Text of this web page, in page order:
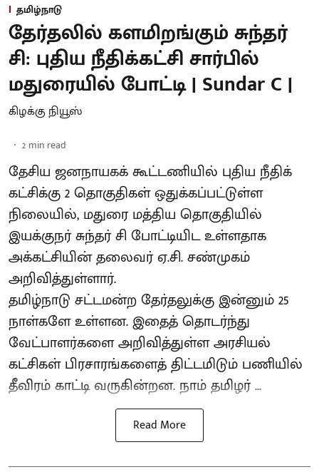
தமிழ்நாடு
தேர்தலில் களமிறங்கும் சுந்தர்
சி: புதிய நீதிக்கட்சி சார்பில்
மதுரையில் போட்டி | Sundar C |
கிழக்கு நியூஸ்
2 min read
தேசிய ஜனநாயகக் கூட்டணியில் புதிய நீதிக்
கட்சிக்கு 2 தொகுதிகள் ஒதுக்கப்பட்டுள்ள
நிலையில், மதுரை மத்திய தொகுதியில்
இயக்குநர் சுந்தர் சி போட்டியிட உள்ளதாக
அக்கட்சியின் தலைவர் ஏ.சி. சண்முகம்
அறிவித்துள்ளார்.
தமிழ்நாடு சட்டமன்ற தேர்தலுக்கு இன்னும் 25
நாள்களே உள்ளன. இதைத் தொடர்ந்து
வேட்பாளர்களை அறிவித்துள்ள அரசியல்
கட்சிகள் பிரசாரங்களைத் திட்டமிடும் பணியில்
தீவிரம் காட்டி வருகின்றன. நாம் தமிழர் ...
Read More